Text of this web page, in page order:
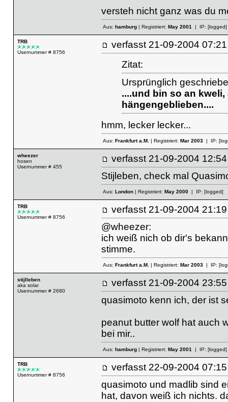
versteh nicht ganz was du
Aus: hamburg| Registriert: May 2001| IP: [logged]
TRB
Usernummer # 8756
verfasst 21-09-2004
Zitat:
Ursprünglich
....und bin so an
hängengeblieben....
hmm, lecker lecker...
Aus: Frankfurt a.M.| Registriert: Mar 2003| IP:
wheezer
hosen
Usernummer # 455
verfasst 21-09-2004
Stijleben, check mal
Aus: London| Registriert: May 2000| IP: [logged]
TRB
Usernummer # 8756
verfasst 21-09-2004
@wheezer:
ich weiß nich ob dir's
stimme.
Aus: Frankfurt a.M.| Registriert: Mar 2003| IP:
stijlleben
aka solar
Usernummer # 2680
verfasst 21-09-2004
quasimoto kenn ich, der ist
peanut butter wolf hat auch
bei mir..
Aus: hamburg| Registriert: May 2001| IP: [logged]
TRB
Usernummer # 8756
verfasst 22-09-2004
quasimoto und madlib sind
hat, davon weiß ich nichts.